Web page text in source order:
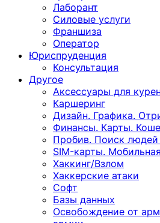
Лаборант
Силовые услуги
Франшиза
Оператор
Юриспруденция
Консультация
Другoе
Аксессуары для
Каршеринг
Дизайн. Графика.
Финансы. Карты.
Пробив. Поиск
SIM-карты.
Хаккинг/Взлом
Хаккерские атаки
Софт
Базы данных
Освобождение от